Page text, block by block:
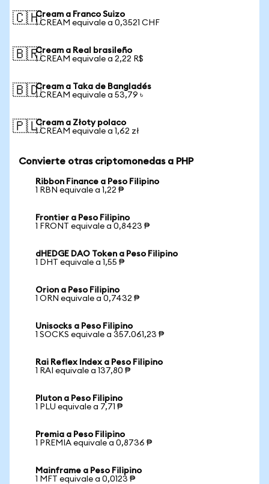
🇨🇭Cream a Franco Suizo
1 CREAM equivale a 0,3521 CHF
🇧🇷Cream a Real brasileño
1 CREAM equivale a 2,22 R$
🇧🇩Cream a Taka de Bangladés
1 CREAM equivale a 53,79 ৳
🇵🇱Cream a Złoty polaco
1 CREAM equivale a 1,62 zł
Convierte otras criptomonedas a PHP
Ribbon Finance a Peso Filipino
1 RBN equivale a 1,22 ₱
Frontier a Peso Filipino
1 FRONT equivale a 0,8423 ₱
dHEDGE DAO Token a Peso Filipino
1 DHT equivale a 1,55 ₱
Orion a Peso Filipino
1 ORN equivale a 0,7432 ₱
Unisocks a Peso Filipino
1 SOCKS equivale a 357.061,23 ₱
Rai Reflex Index a Peso Filipino
1 RAI equivale a 137,80 ₱
Pluton a Peso Filipino
1 PLU equivale a 7,71 ₱
Premia a Peso Filipino
1 PREMIA equivale a 0,8736 ₱
Mainframe a Peso Filipino
1 MFT equivale a 0,0123 ₱